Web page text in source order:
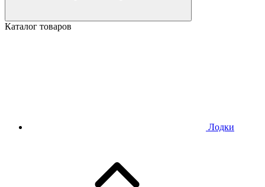
Каталог товаров
Лодки